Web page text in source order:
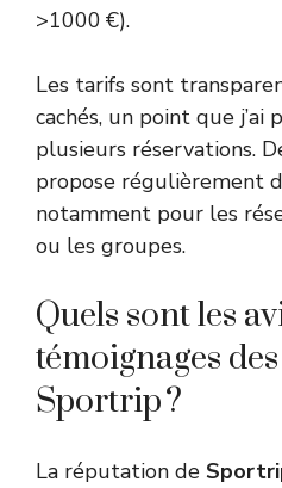
>1000 €).
Les tarifs sont
cachés, un point que j’ai
plusieurs réservations.
propose régulièrement
notamment pour les
ou les groupes.
Quels sont les
témoignages
Sportrip ?
La réputation de